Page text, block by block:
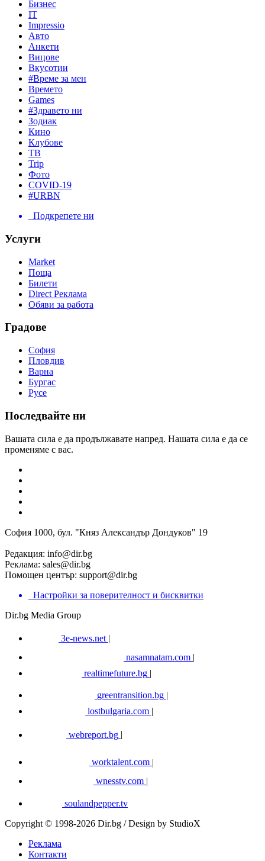
Бизнес
IT
Impressio
Авто
Анкети
Вицове
Вкусотии
#Време за мен
Времето
Games
#Здравето ни
Зодиак
Кино
Клубове
ТВ
Trip
Фото
COVID-19
#URBN
Подкрепете ни
Услуги
Market
Поща
Билети
Direct Реклама
Обяви за работа
Градове
София
Пловдив
Варна
Бургас
Русе
Последвайте ни
Вашата сила е да продължавате напред. Нашата сила е да се
променяме с вас.
София 1000, бул. "Княз Александър Дондуков" 19
Редакция: info@dir.bg
Реклама: sales@dir.bg
Помощен център: support@dir.bg
Настройки за поверителност и бисквитки
Dir.bg Media Group
3e-news.net |
nasamnatam.com |
realtimefuture.bg |
greentransition.bg |
lostbulgaria.com |
webreport.bg
worktalent.com |
wnesstv.com |
soulandpepper.tv
Copyright © 1998-2026 Dir.bg / Design by StudioX
Реклама
Контакти